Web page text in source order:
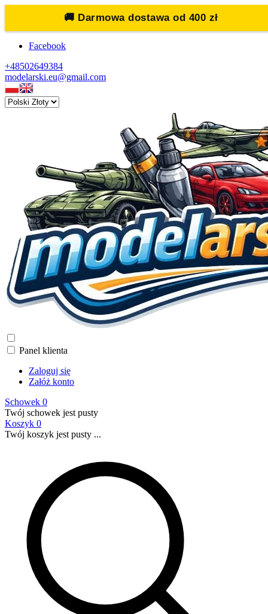
🚚 Darmowa dostawa od 400 zł
Facebook
+48502649384
modelarski.eu@gmail.com
Panel klienta
Zaloguj się
Załóż konto
Schowek 0
Twój schowek jest pusty
Koszyk 0
Twój koszyk jest pusty ...